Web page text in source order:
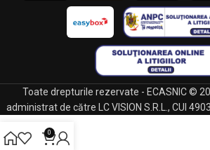
Toate drepturile rezervate - ECASNIC ©
administrat de către LC VISION S.R.L., CUI
0